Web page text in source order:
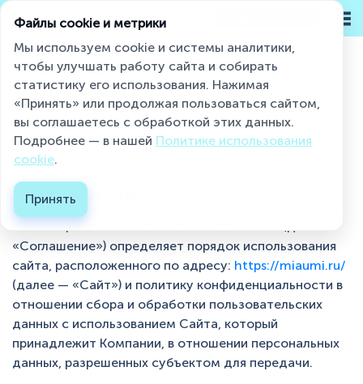
Miaumi® на страже чистоты и свежести
Каталог
О бренде
Контакты
Где купить ?
Контакты
+7 (495) 223-95-39
Пользовательское соглашение...
Пользовательское
соглашение
Настоящее Пользовательское соглашение (далее —
«Соглашение») определяет порядок использования
сайта, расположенного по адресу: https://miaumi.ru/
(далее — «Сайт») и политику конфиденциальности в
отношении сбора и обработки пользовательских
данных с использованием Сайта, который
принадлежит Компании, в отношении персональных
данных, разрешенных субъектом для передачи.
Файлы cookie и метрики
Мы используем cookie и системы аналитики,
чтобы улучшать работу сайта и собирать
статистику его использования. Нажимая
«Принять» или продолжая пользоваться сайтом,
вы соглашаетесь с обработкой этих данных.
Подробнее — в нашей Политике использования
cookie.
Принять